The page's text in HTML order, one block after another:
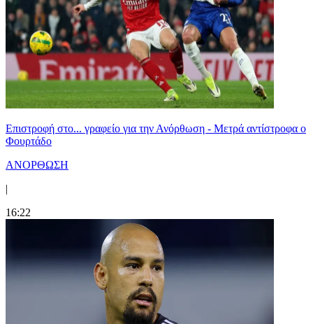
Επιστροφή στο... γραφείο για την Ανόρθωση - Μετρά αντίστροφα ο
Φουρτάδο
ΑΝΟΡΘΩΣΗ
|
16:22